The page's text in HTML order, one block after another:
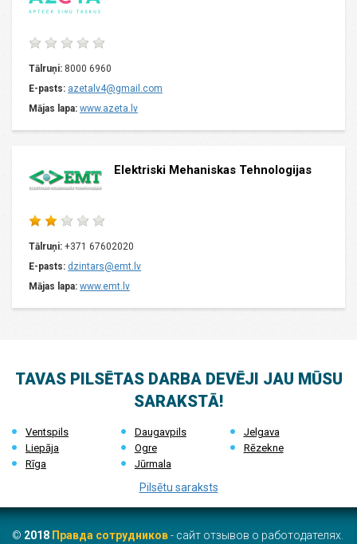
Tālruņi: 8000 6960
E-pasts: azetalv4@gmail.com
Mājas lapa: www.azeta.lv
Elektriski Mehaniskas Tehnologijas
Tālruņi: +371 67602020
E-pasts: dzintars@emt.lv
Mājas lapa: www.emt.lv
TAVAS PILSĒTAS DARBA DEVĒJI JAU MŪSU
SARAKSTĀ!
Ventspils Daugavpils
Jelgava
Liepāja
Ogre
Rēzekne
Rīga
Jūrmala
Pilsētu saraksts
© 2018 Правда сотрудников- сайт отзывов о работодателях.